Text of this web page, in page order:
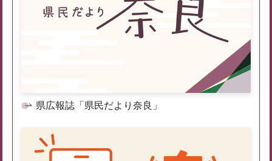
県広報誌「県民だより奈良」